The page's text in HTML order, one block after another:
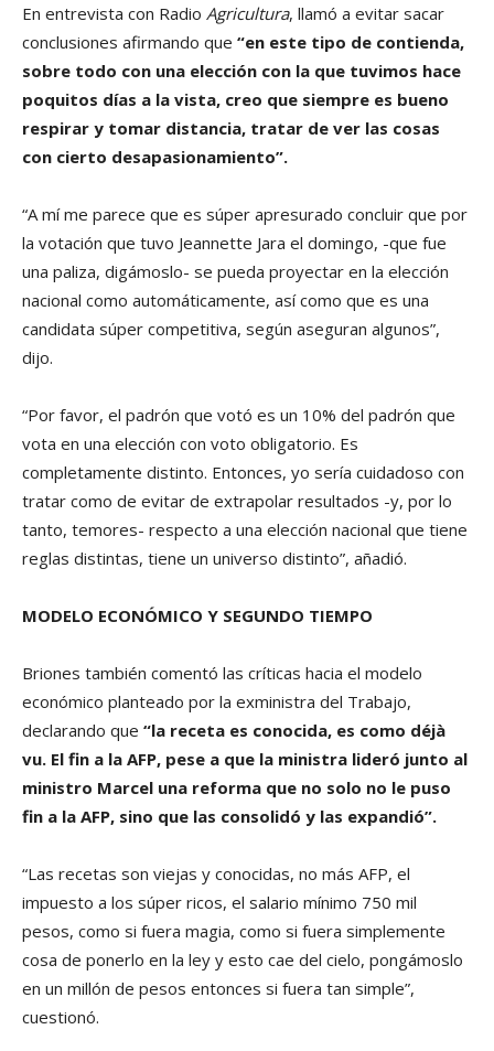
En entrevista con Radio Agricultura, llamó a evitar sacar
conclusiones afirmando que “en este tipo de contienda,
sobre todo con una elección con la que tuvimos hace
poquitos días a la vista, creo que siempre es bueno
respirar y tomar distancia, tratar de ver las cosas
con cierto desapasionamiento”.
“A mí me parece que es súper apresurado concluir que por
la votación que tuvo Jeannette Jara el domingo, -que fue
una paliza, digámoslo- se pueda proyectar en la elección
nacional como automáticamente, así como que es una
candidata súper competitiva, según aseguran algunos”,
dijo.
“Por favor, el padrón que votó es un 10% del padrón que
vota en una elección con voto obligatorio. Es
completamente distinto. Entonces, yo sería cuidadoso con
tratar como de evitar de extrapolar resultados -y, por lo
tanto, temores- respecto a una elección nacional que tiene
reglas distintas, tiene un universo distinto”, añadió.
MODELO ECONÓMICO Y SEGUNDO TIEMPO
Briones también comentó las críticas hacia el modelo
económico planteado por la exministra del Trabajo,
declarando que “la receta es conocida, es como déjà
vu. El fin a la AFP, pese a que la ministra lideró junto al
ministro Marcel una reforma que no solo no le puso
fin a la AFP, sino que las consolidó y las expandió”.
“Las recetas son viejas y conocidas, no más AFP, el
impuesto a los súper ricos, el salario mínimo 750 mil
pesos, como si fuera magia, como si fuera simplemente
cosa de ponerlo en la ley y esto cae del cielo, pongámoslo
en un millón de pesos entonces si fuera tan simple”,
cuestionó.